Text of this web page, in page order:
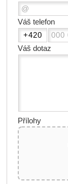
Váš telefon
Váš dotaz
Přílohy